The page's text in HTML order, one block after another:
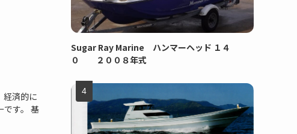
経済的に
です。 基
Sugar Ray Marine ハンマーヘッド １４
０ ２００８年式